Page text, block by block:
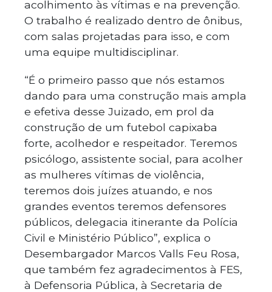
acolhimento às vítimas e na prevenção.
O trabalho é realizado dentro de ônibus,
com salas projetadas para isso, e com
uma equipe multidisciplinar.
“É o primeiro passo que nós estamos
dando para uma construção mais ampla
e efetiva desse Juizado, em prol da
construção de um futebol capixaba
forte, acolhedor e respeitador. Teremos
psicólogo, assistente social, para acolher
as mulheres vítimas de violência,
teremos dois juízes atuando, e nos
grandes eventos teremos defensores
públicos, delegacia itinerante da Polícia
Civil e Ministério Público”, explica o
Desembargador Marcos Valls Feu Rosa,
que também fez agradecimentos à FES,
à Defensoria Pública, à Secretaria de